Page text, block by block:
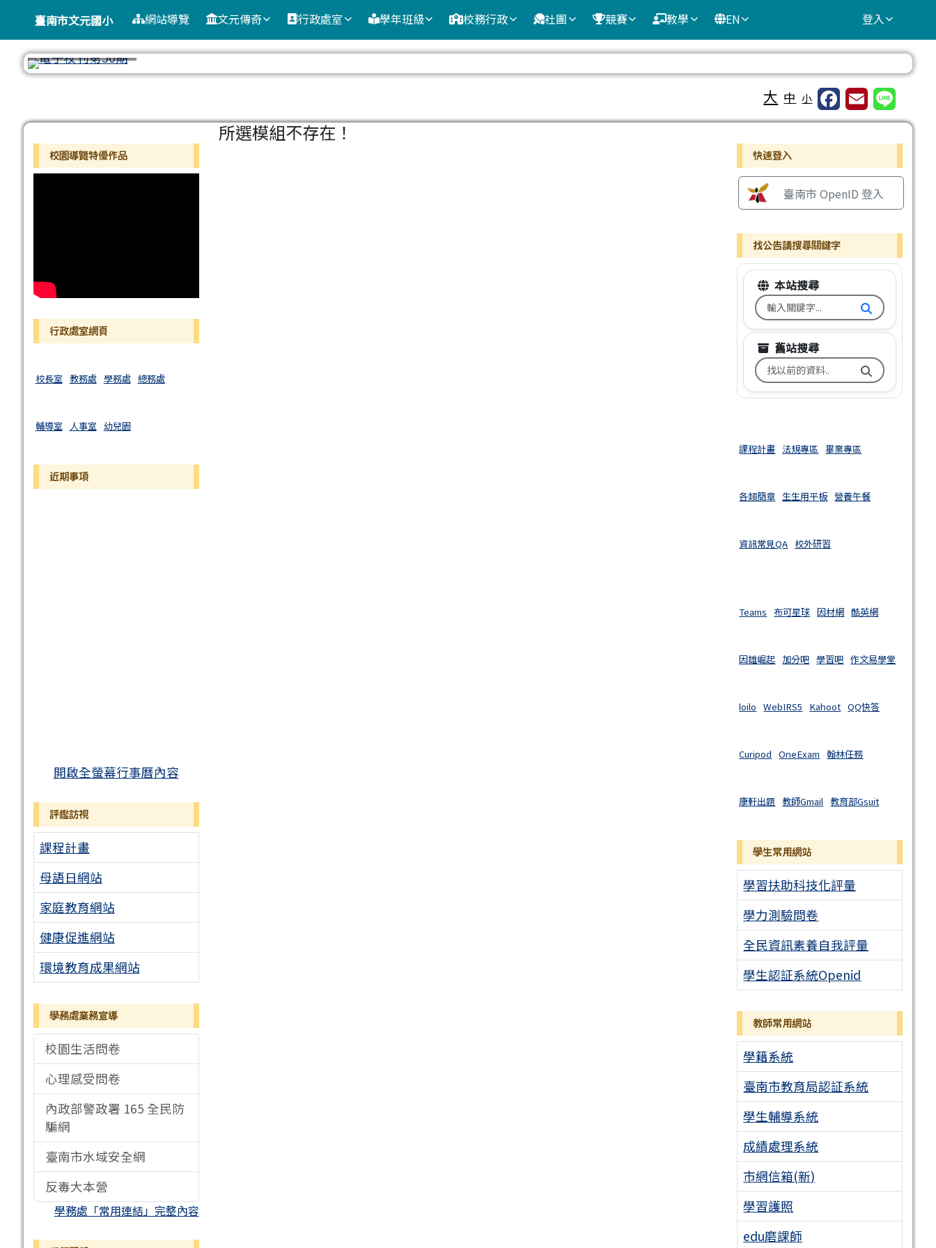
臺南市文元國小
導覽列臺南市文元國小 網站導覽 文元傳奇 行政處室 學年班級 校務行政 社團 競賽 教學 EN 登入
大 中 小
左邊區域內容
校園導覽特優作品
行政處室網頁
校長室 教務處 學務處 總務處
輔導室 人事室 幼兒園
近期事項
開啟全螢幕行事曆內容
評鑑訪視
課程計畫
母語日網站
家庭教育網站
健康促進網站
環境教育成果網站
學務處業務宣導
校園生活問卷
心理感受問卷
內政部警政署 165 全民防
騙網
臺南市水域安全網
反毒大本營
學務處「常用連結」完整內容
主內容區域
所選模組不存在！
右邊區域內容
快速登入
臺南市 OpenID 登入
找公告請搜尋關鍵字
本站搜尋
搜尋台南市文元國小全球資訊網
舊站搜尋
搜尋台南市文元國小舊校網關鍵
課程計畫 法規專區 畢業專區
各類簡章 生生用平板 營養午餐
資訊常見QA 校外研習
Teams 布可星球 因材網 酷英網
因雄崛起 加分吧 學習吧 作文易學堂
loilo WebIRS5 Kahoot QQ快答
Curipod OneExam 翰林任務
康軒出題 教師Gmail 教育部Gsuit
學生常用網站
學習扶助科技化評量
學力測驗問卷
全民資訊素養自我評量
學生認証系統Openid
教師常用網站
學籍系統
臺南市教育局認証系統
學生輔導系統
成績處理系統
市網信箱(新)
學習護照
edu磨課師
頁尾區域